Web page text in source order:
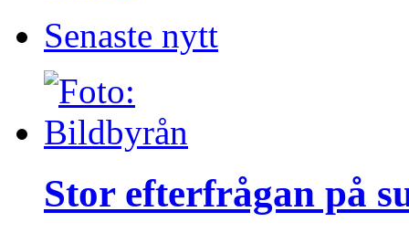
Senaste nytt
Stor efterfrågan på